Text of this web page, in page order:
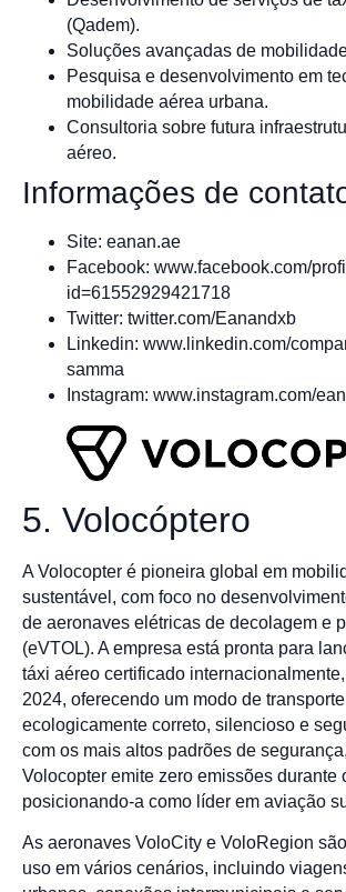
(Qadem).
Soluções avançadas de
Pesquisa e desenvolvimento em
mobilidade aérea urbana.
Consultoria sobre futura
aéreo.
Informações de
Site: eanan.ae
Facebook: www.facebook.com/
id=61552929421718
Twitter: twitter.com/Eanandxb
Linkedin: www.linkedin.com/
samma
Instagram: www.instagram.com/
5. Volocóptero
A Volocopter é pioneira global em
sustentável, com foco no
de aeronaves elétricas de decolagem e
(eVTOL). A empresa está pronta para
táxi aéreo certificado
2024, oferecendo um modo de
ecologicamente correto, silencioso e
com os mais altos padrões de
Volocopter emite zero emissões durante
posicionando-a como líder em aviação
As aeronaves VoloCity e VoloRegion
uso em vários cenários, incluindo